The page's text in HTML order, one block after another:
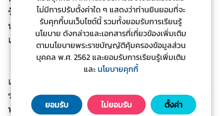
รัฐมนตรีเนปาล เมื่อวันที่ 2 เมษายน 2568 และ ฯพณฯ
นายนเรนทร โมที นายกรัฐมนตรีอินเดีย เมื่อวันที่ 3 - 4
เมษายน 2568
การเยือนของนายกรัฐมนตรีเนปาลครั้งนี้นับ
เป็นการเยือนทางการครั้งแรก เราได้หารือเกี่ยวกับความ
ร่วมมือหลากหลายด้าน รวมถึงการค้าและความร่วมมือ
ทางเศรษฐกิจ การส่งเสริมให้การทำธุรกิจง่ายยิ่งขึ้น
ไม่มีการปรับตั้งค่าใด ๆ แสดงว่าท่านยินยอมที่จะ
รับคุกกี้บนเว็บไซต์นี้ รวมทั้งยอมรับการเรียนรู้
นโยบาย ดังกล่าวและเอกสารที่เกี่ยวข้องเพิ่มเติม
ตามนโยบายพระราชบัญญัติคุ้มครองข้อมูลส่วน
บุคคล พ.ศ. 2562 และยอมรับการเรียนรู้เพิ่มเติม
และ นโยบายคุกกี้
ยอมรับ ไม่ยอมรับ ตั้งค่า